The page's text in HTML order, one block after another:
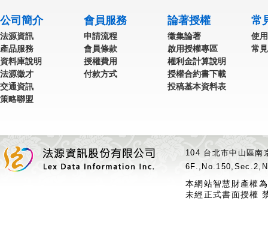
公司簡介
法源資訊
產品服務
資料庫說明
法源徵才
交通資訊
策略聯盟
會員服務
申請流程
會員條款
授權費用
付款方式
論著授權
徵集論著
啟用授權專區
權利金計算說明
授權合約書下載
投稿基本資料表
常
使
常
104 台北市中山區
本網站智慧財產權
未經正式書面授權